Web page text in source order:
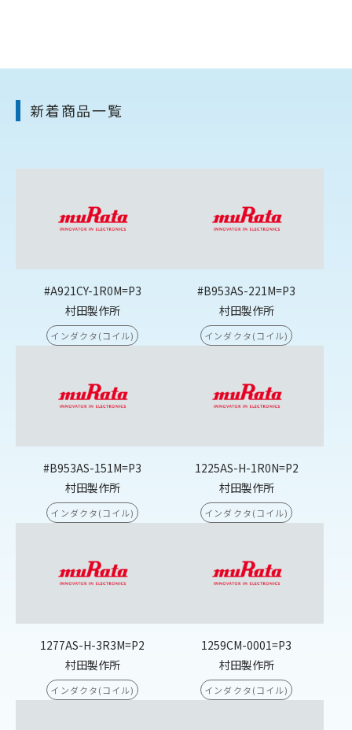
新着商品一覧
#A921CY-1R0M=P3
村田製作所
インダクタ(コイル)
#B953AS-221M=P3
村田製作所
インダクタ(コイル)
#B953AS-151M=P3
村田製作所
インダクタ(コイル)
1225AS-H-1R0N=P2
村田製作所
インダクタ(コイル)
1277AS-H-3R3M=P2
村田製作所
インダクタ(コイル)
1259CM-0001=P3
村田製作所
インダクタ(コイル)